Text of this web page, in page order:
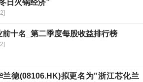
日火锅经济”
前十名_第二季度每股收益排行榜
兰德(08106.HK)拟更名为"浙江芯化兰